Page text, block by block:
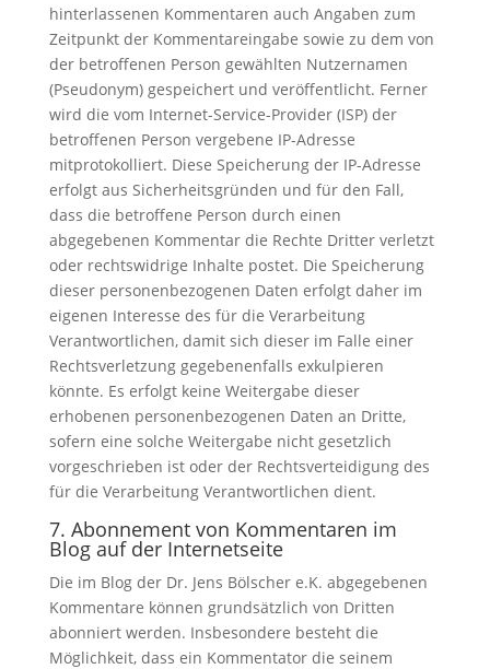
hinterlassenen Kommentaren auch Angaben zum
Zeitpunkt der Kommentareingabe sowie zu dem von
der betroffenen Person gewählten Nutzernamen
(Pseudonym) gespeichert und veröffentlicht. Ferner
wird die vom Internet-Service-Provider (ISP) der
betroffenen Person vergebene IP-Adresse
mitprotokolliert. Diese Speicherung der IP-Adresse
erfolgt aus Sicherheitsgründen und für den Fall,
dass die betroffene Person durch einen
abgegebenen Kommentar die Rechte Dritter verletzt
oder rechtswidrige Inhalte postet. Die Speicherung
dieser personenbezogenen Daten erfolgt daher im
eigenen Interesse des für die Verarbeitung
Verantwortlichen, damit sich dieser im Falle einer
Rechtsverletzung gegebenenfalls exkulpieren
könnte. Es erfolgt keine Weitergabe dieser
erhobenen personenbezogenen Daten an Dritte,
sofern eine solche Weitergabe nicht gesetzlich
vorgeschrieben ist oder der Rechtsverteidigung des
für die Verarbeitung Verantwortlichen dient.
7. Abonnement von Kommentaren im
Blog auf der Internetseite
Die im Blog der Dr. Jens Bölscher e.K. abgegebenen
Kommentare können grundsätzlich von Dritten
abonniert werden. Insbesondere besteht die
Möglichkeit, dass ein Kommentator die seinem